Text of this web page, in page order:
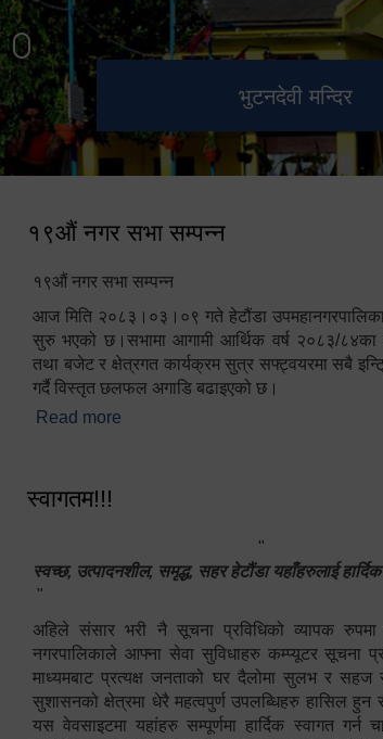
भुटनदेवी मन्दिर
स्मारक
हेटौंडा उपमहानगरपालिका
कार्यपालिकाको कार्यालय
मनकामना डाँडाबाट देखिएको
१९औं नगर सभा सम्पन्न
१९औं नगर सभा सम्पन्न
आज मिति २०८३।०३।०९ गते हेटौंडा
सुरु भएको छ।सभामा आगामी आर्थिक वर्ष २०८३/८४का
तथा बजेट र क्षेत्रगत कार्यक्रम सुत्र सफ्ट्वयरमा सबै
गर्दै विस्तृत छलफल अगाडि बढाइएको छ।
Read more
स्वागतम!!!
"
स्वच्छ, उत्पादनशील, समृद्ध, सहर हेटौंडा यहाँहरुलाई
"
अहिले संसार भरी नै सूचना प्रविधिको व्यापक
नगरपालिकाले आफ्ना सेवा सुविधाहरु कम्प्यूटर सूचना
माध्यमबाट प्रत्यक्ष जनताको घर दैलोमा सुलभ र सहज
सुशासनको क्षेत्रमा धेरै महत्वपुर्ण उपलब्धिहरु हासिल हुन
यस वेवसाइटमा यहांहरु सम्पूर्णमा हार्दिक स्वागत गर्न